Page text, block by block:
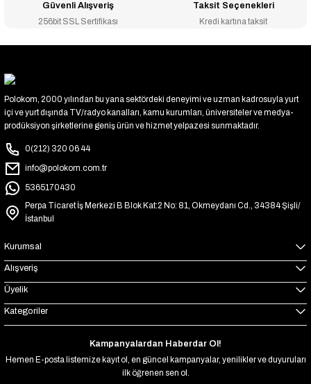
Güvenli Alışveriş
256bit SSL Sertifikası
Taksit Seçenekleri
Kredi kartına taksit
Polokom, 2000 yılından bu yana sektördeki deneyimi ve uzman kadrosuyla yurt
içi ve yurt dışında TV/radyo kanalları, kamu kurumları, üniversiteler ve medya-
prodüksiyon şirketlerine geniş ürün ve hizmet yelpazesi sunmaktadır.
0(212) 320 06 44
info@polokom.com.tr
5365170430
Perpa Ticaret İş Merkezi B Blok Kat:2 No: 81, Okmeydanı Cd., 34384 Şişli/
İstanbul
Kurumsal
Alışveriş
Üyelik
Kategoriler
Kampanyalardan Haberdar Ol!
Hemen E-posta listemize kayıt ol, en güncel kampanyalar, yenilikler ve duyuruları
ilk öğrenen sen ol.